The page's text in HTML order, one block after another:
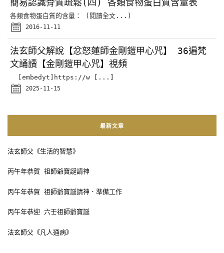
各類食物蛋白質的含量： (閱讀全文...)
2016-11-11
法玄師父解說【忿怒蓮師金剛鎧甲心咒】 36遍梵
文誦讀【金剛鎧甲心咒】視頻
[embedyt]https://w [...]
2025-11-15
最新文章
法玄師父《生活的智慧》
丙午年恭賀 祖師爺寶誕請神
丙午年恭賀 祖師爺寶誕請神．準備工作
丙午年恭迎 六壬祖師爺寶誕
法玄師父《凡人通病》